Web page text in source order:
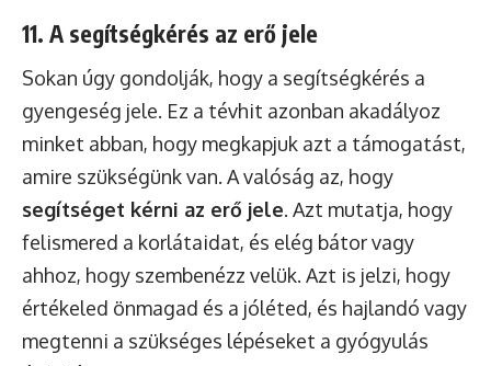
11. A segítségkérés az erő jele
Sokan úgy gondolják, hogy a segítségkérés a
gyengeség jele. Ez a tévhit azonban akadályoz
minket abban, hogy megkapjuk azt a támogatást,
amire szükségünk van. A valóság az, hogy
segítséget kérni az erő jele. Azt mutatja, hogy
felismered a korlátaidat, és elég bátor vagy
ahhoz, hogy szembenézz velük. Azt is jelzi, hogy
értékeled önmagad és a jóléted, és hajlandó vagy
megtenni a szükséges lépéseket a gyógyulás